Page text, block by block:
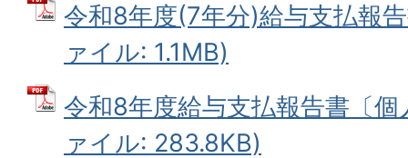
令和8年度(7年分)給与支払報
ァイル: 1.1MB)
令和8年度給与支払報告書〔
ァイル: 283.8KB)